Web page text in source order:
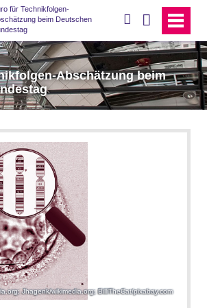
für Technikfolgen-
beim Deutschen
Abschätzung beim
Jhagenk/wikimedia.org; BilliTheCat/pixabay.com